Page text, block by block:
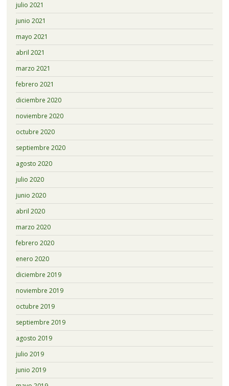
julio 2021
junio 2021
mayo 2021
abril 2021
marzo 2021
febrero 2021
diciembre 2020
noviembre 2020
octubre 2020
septiembre 2020
agosto 2020
julio 2020
junio 2020
abril 2020
marzo 2020
febrero 2020
enero 2020
diciembre 2019
noviembre 2019
octubre 2019
septiembre 2019
agosto 2019
julio 2019
junio 2019